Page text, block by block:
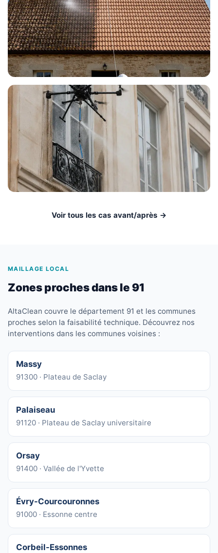
Voir tous les cas avant/après →
MAILLAGE LOCAL
Zones proches dans le 91
AltaClean couvre le département 91 et les communes
proches selon la faisabilité technique. Découvrez nos
interventions dans les communes voisines :
Massy
91300 · Plateau de Saclay
Palaiseau
91120 · Plateau de Saclay universitaire
Orsay
91400 · Vallée de l'Yvette
Évry-Courcouronnes
91000 · Essonne centre
Corbeil-Essonnes